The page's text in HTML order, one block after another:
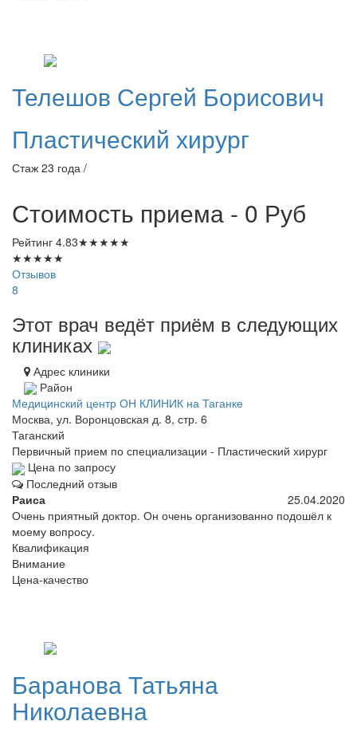
Телешов Сергей Борисович
Пластический хирург
Стаж 23 года /
Стоимость приема - 0 Руб
Рейтинг 4.83★★★★★
★★★★★
Отзывов
8
Этот врач ведёт приём в следующих
клиниках
Адрес клиники
Район
Медицинский центр ОН КЛИНИК на Таганке
Москва, ул. Воронцовская д. 8, стр. 6
Таганский
Первичный прием по специализации - Пластический хирург
Цена по запросу
Последний отзыв
Раиса
25.04.2020
Очень приятный доктор. Он очень организованно подошёл к
моему вопросу.
Квалификация
Внимание
Цена-качество
БарановаТатьяна
Николаевна